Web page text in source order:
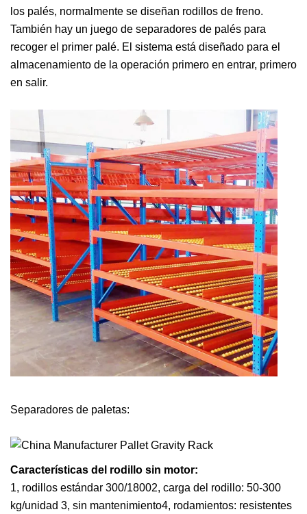
los palés, normalmente se diseñan rodillos de freno.
También hay un juego de separadores de palés para
recoger el primer palé. El sistema está diseñado para el
almacenamiento de la operación primero en entrar, primero
en salir.
Separadores de paletas:
Características del rodillo sin motor:
1, rodillos estándar 300/18002, carga del rodillo: 50-300
kg/unidad 3, sin mantenimiento4, rodamientos: resistentes